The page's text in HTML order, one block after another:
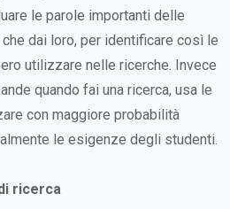
le parole importanti delle
dai loro, per identificare così le
utilizzare nelle ricerche. Invece
quando fai una ricerca, usa le
con maggiore probabilità
le esigenze degli studenti.
ricerca